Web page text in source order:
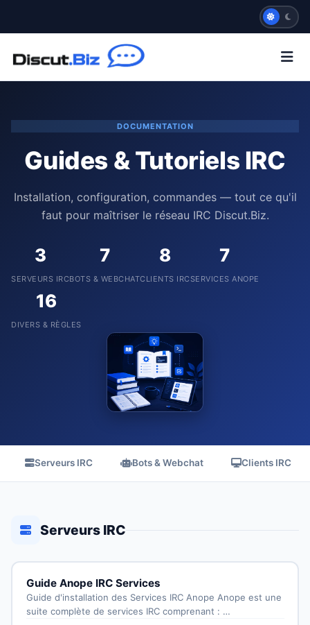
DOCUMENTATION
Guides & Tutoriels IRC
Installation, configuration, commandes — tout ce qu'il
faut pour maîtriser le réseau IRC Discut.Biz.
3
SERVEURS IRC
7
BOTS & WEBCHAT
8
CLIENTS IRC
7
SERVICES ANOPE
16
DIVERS & RÈGLES
Serveurs IRC Bots & Webchat Clients IRC
Serveurs IRC
Guide Anope IRC Services
Guide d'installation des Services IRC Anope Anope est une
suite complète de services IRC comprenant : …